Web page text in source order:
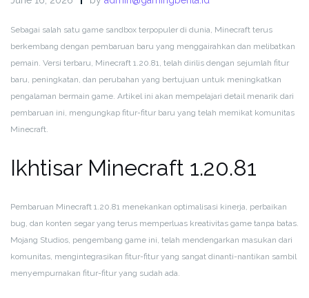
Sebagai salah satu game sandbox terpopuler di dunia, Minecraft terus
berkembang dengan pembaruan baru yang menggairahkan dan melibatkan
pemain. Versi terbaru, Minecraft 1.20.81, telah dirilis dengan sejumlah fitur
baru, peningkatan, dan perubahan yang bertujuan untuk meningkatkan
pengalaman bermain game. Artikel ini akan mempelajari detail menarik dari
pembaruan ini, mengungkap fitur-fitur baru yang telah memikat komunitas
Minecraft.
Ikhtisar Minecraft 1.20.81
Pembaruan Minecraft 1.20.81 menekankan optimalisasi kinerja, perbaikan
bug, dan konten segar yang terus memperluas kreativitas game tanpa batas.
Mojang Studios, pengembang game ini, telah mendengarkan masukan dari
komunitas, mengintegrasikan fitur-fitur yang sangat dinanti-nantikan sambil
menyempurnakan fitur-fitur yang sudah ada.